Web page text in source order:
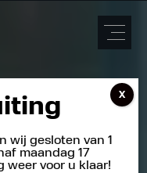
wij gesloten van 1
maandag 17
weer voor u klaar!
X